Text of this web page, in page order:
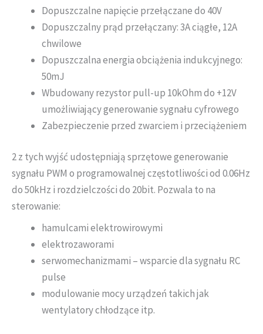
Dopuszczalne napięcie przełączane do 40V
Dopuszczalny prąd przełączany: 3A ciągłe, 12A
chwilowe
Dopuszczalna energia obciążenia indukcyjnego:
50mJ
Wbudowany rezystor pull-up 10kOhm do +12V
umożliwiający generowanie sygnału cyfrowego
Zabezpieczenie przed zwarciem i przeciążeniem
2 z tych wyjść udostępniają sprzętowe generowanie
sygnału PWM o programowalnej częstotliwości od 0.06Hz
do 50kHz i rozdzielczości do 20bit. Pozwala to na
sterowanie:
hamulcami elektrowirowymi
elektrozaworami
serwomechanizmami – wsparcie dla sygnału RC
pulse
modulowanie mocy urządzeń takich jak
wentylatory chłodzące itp.